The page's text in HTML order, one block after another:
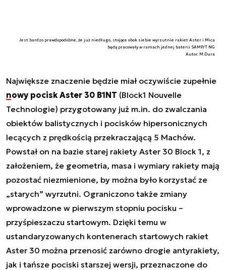
Jest bardzo prawdopodobne, że już niedługo, stojące obok siebie wyrzutnie rakiet Aster i Mica
będą pracowały w ramach jednej baterii SAMP/T NG
Autor. M.Dura
Największe znaczenie będzie miał oczywiście zupełnie
nowy pocisk Aster 30 B1NT (Block1 Nouvelle
Technologie) przygotowany już m.in. do zwalczania
obiektów balistycznych i pocisków hipersonicznych
lecących z prędkością przekraczającą 5 Machów.
Powstał on na bazie starej rakiety Aster 30 Block 1, z
założeniem, że geometria, masa i wymiary rakiety mają
pozostać niezmienione, by można było korzystać ze
„starych” wyrzutni. Ograniczono także zmiany
wprowadzone w pierwszym stopniu pocisku –
przyśpieszaczu startowym. Dzięki temu w
ustandaryzowanych kontenerach startowych rakiet
Aster 30 można przenosić zarówno drogie antyrakiety,
jak i tańsze pociski starszej wersji, przeznaczone do